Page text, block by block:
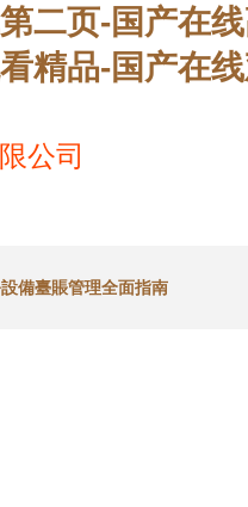
二页-国产在
精品-国产在
公司
備臺賬管理全面指南